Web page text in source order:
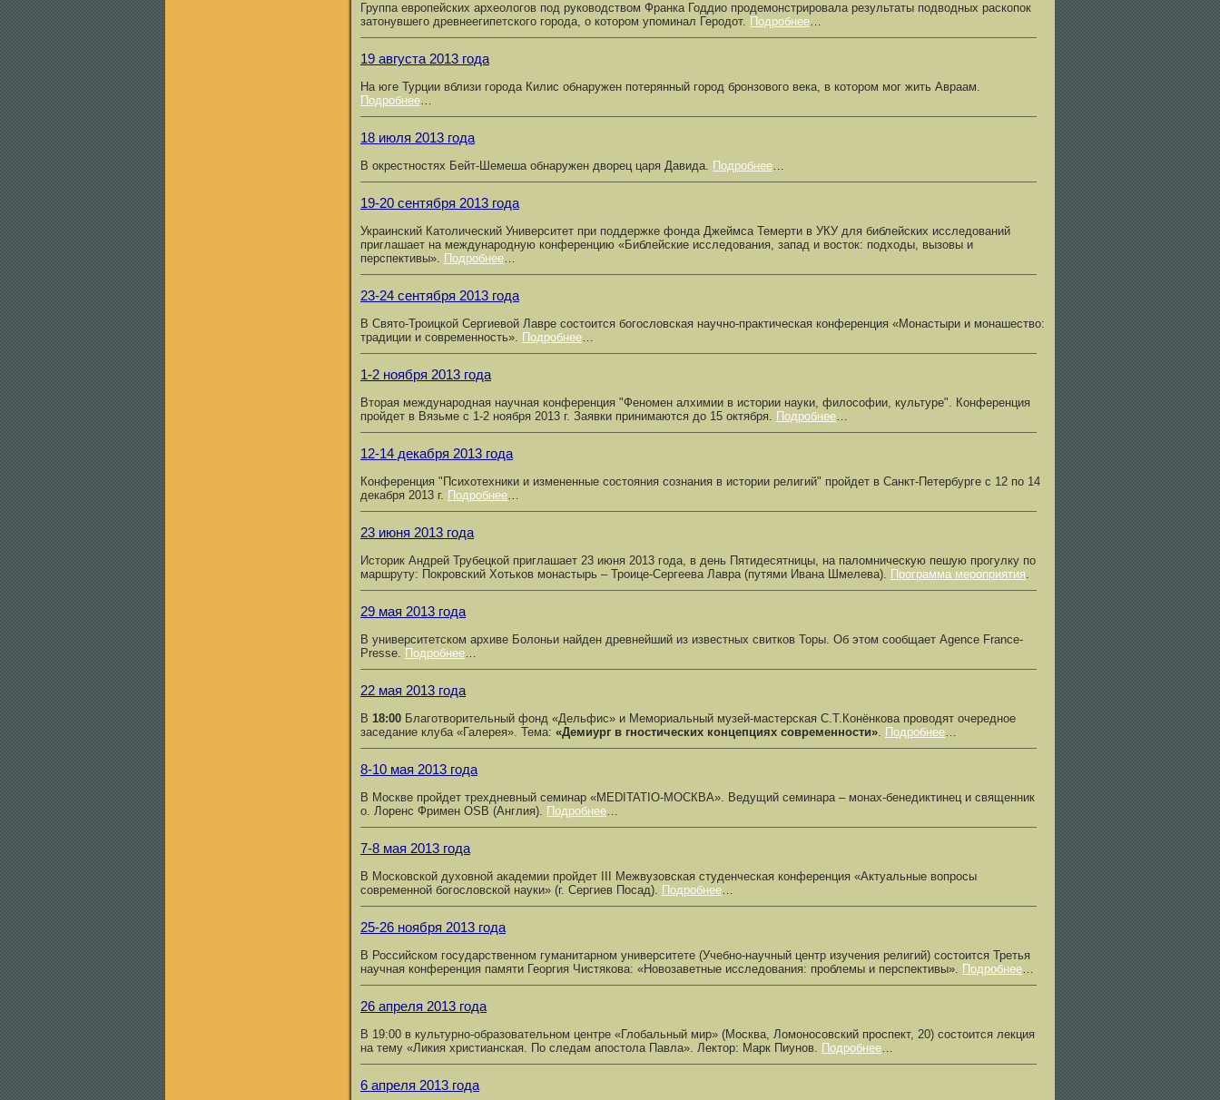
Группа европейских археологов под руководством Франка Годдио продемонстрировала результаты подводных раскопок
затонувшего древнеегипетского города, о котором упоминал Геродот. Подробнее…
19 августа 2013 года
На юге Турции вблизи города Килис обнаружен потерянный город бронзового века, в котором мог жить Авраам.
Подробнее…
18 июля 2013 года
В окрестностях Бейт-Шемеша обнаружен дворец царя Давида. Подробнее…
19-20 сентября 2013 года
Украинский Католический Университет при поддержке фонда Джеймса Темерти в УКУ для библейских исследований
приглашает на международную конференцию «Библейские исследования, запад и восток: подходы, вызовы и
перспективы». Подробнее…
23-24 сентября 2013 года
В Свято-Троицкой Сергиевой Лавре состоится богословская научно-практическая конференция «Монастыри и монашество:
традиции и современность». Подробнее…
1-2 ноября 2013 года
Вторая международная научная конференция "Феномен алхимии в истории науки, философии, культуре". Конференция
пройдет в Вязьме с 1-2 ноября 2013 г. Заявки принимаются до 15 октября. Подробнее…
12-14 декабря 2013 года
Конференция "Психотехники и измененные состояния сознания в истории религий" пройдет в Санкт-Петербурге с 12 по 14
декабря 2013 г. Подробнее…
23 июня 2013 года
Историк Андрей Трубецкой приглашает 23 июня 2013 года, в день Пятидесятницы, на паломническую пешую прогулку по
маршруту: Покровский Хотьков монастырь – Троице-Сергеева Лавра (путями Ивана Шмелева). Программа мероприятия.
29 мая 2013 года
В университетском архиве Болоньи найден древнейший из известных свитков Торы. Об этом сообщает Agence France-
Presse. Подробнее…
22 мая 2013 года
В 18:00 Благотворительный фонд «Дельфис» и Мемориальный музей-мастерская С.Т.Конёнкова проводят очередное
заседание клуба «Галерея». Тема: «Демиург в гностических концепциях современности». Подробнее…
8-10 мая 2013 года
В Москве пройдет трехдневный семинар «MEDITATIO-МОСКВА». Ведущий семинара – монах-бенедиктинец и священник
о. Лоренс Фримен OSB (Англия). Подробнее…
7-8 мая 2013 года
В Московской духовной академии пройдет III Межвузовская студенческая конференция «Актуальные вопросы
современной богословской науки» (г. Сергиев Посад). Подробнее…
25-26 ноября 2013 года
В Российском государственном гуманитарном университете (Учебно-научный центр изучения религий) состоится Третья
научная конференция памяти Георгия Чистякова: «Новозаветные исследования: проблемы и перспективы». Подробнее…
26 апреля 2013 года
В 19:00 в культурно-образовательном центре «Глобальный мир» (Москва, Ломоносовский проспект, 20) состоится лекция
на тему «Ликия христианская. По следам апостола Павла». Лектор: Марк Пиунов. Подробнее…
6 апреля 2013 года